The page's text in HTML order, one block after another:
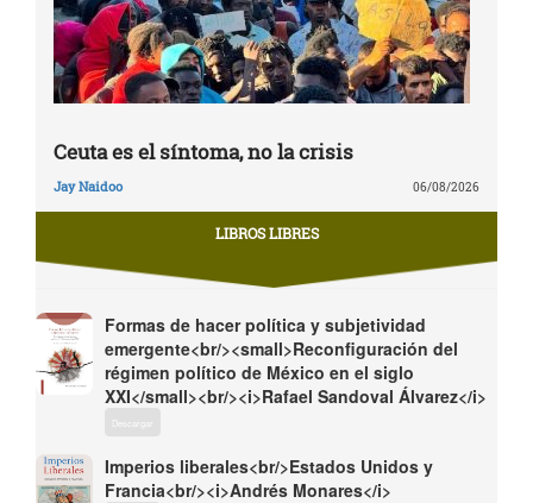
Ceuta es el síntoma, no la crisis
Jay Naidoo 06/08/2026
LIBROS LIBRES
Formas de hacer política y subjetividad
emergente<br/><small>Reconfiguración del
régimen político de México en el siglo
XXI</small><br/><i>Rafael Sandoval Álvarez</i>
Descargar
Imperios liberales<br/>Estados Unidos y
Francia<br/><i>Andrés Monares</i>